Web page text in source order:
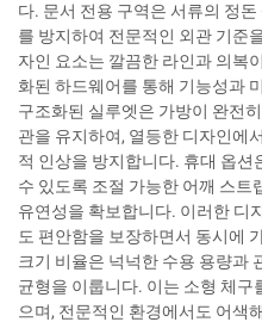
다. 문서 전용 구역은 서류의 정
를 방지하여 전문적인 외관 기준
자인 요소는 깔끔한 라인과 의복
화된 하드웨어를 통해 기능성과
구조화된 실루엣은 가방이 완전
관을 유지하여, 열등한 디자인에
적 인상을 방지합니다. 휴대 옵
수 있도록 조절 가능한 어깨 스트
유연성을 확보합니다. 이러한 디
도 편안함을 보장하면서 동시에
크기 비율은 넉넉한 수용 용량과
균형을 이룹니다. 이는 소형 체
으며, 전문적인 환경에서도 어색